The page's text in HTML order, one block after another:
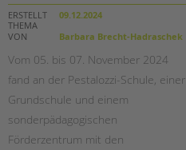
ERSTELLT
09.12.2024
THEMA
VON
Barbara Brecht-Hadraschek
Vom 05. bis 07. November 2024
fand an der Pestalozzi-Schule, einer
Grundschule und einem
sonderpädagogischen
Förderzentrum mit den